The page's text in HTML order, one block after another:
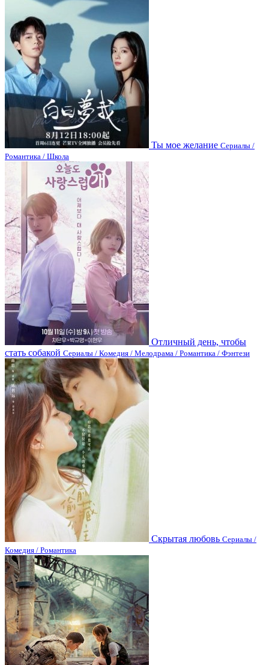
Ты мое желание Сериалы /
Романтика / Школа
Отличный день, чтобы
стать собакой Сериалы / Комедия / Мелодрама / Романтика / Фэнтези
Скрытая любовь Сериалы /
Комедия / Романтика